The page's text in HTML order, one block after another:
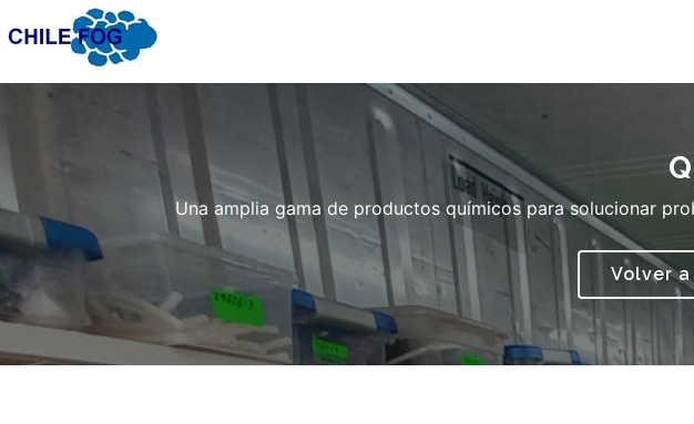
Una amplia gama de productos químicos para solucionar
Volver